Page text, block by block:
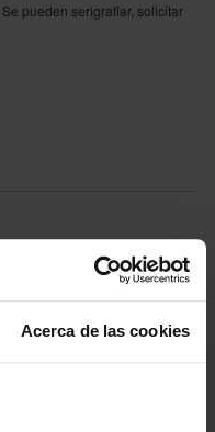
Acerca de las cookies
Se pueden serigrafiar, solicitar